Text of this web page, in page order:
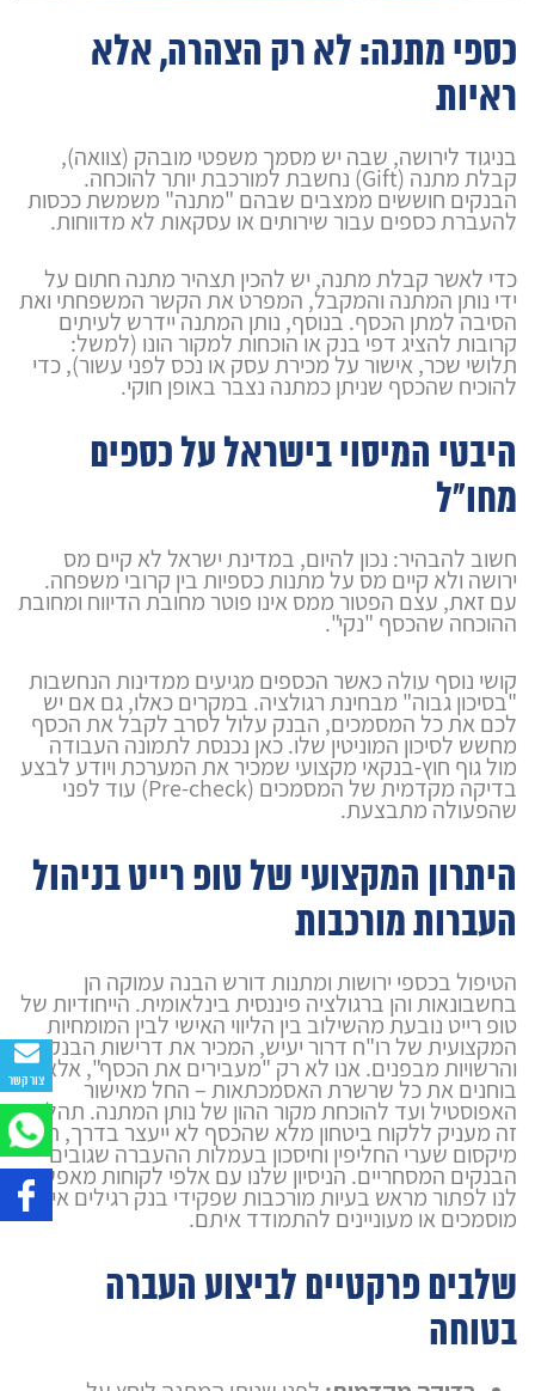
צור קשר
כספי מתנה: לא רק הצהרה, אלא
ראיות
בניגוד לירושה, שבה יש מסמך משפטי מובהק (צוואה),
קבלת מתנה (Gift) נחשבת למורכבת יותר להוכחה.
הבנקים חוששים ממצבים שבהם "מתנה" משמשת ככסות
להעברת כספים עבור שירותים או עסקאות לא מדווחות.
כדי לאשר קבלת מתנה, יש להכין תצהיר מתנה חתום על
ידי נותן המתנה והמקבל, המפרט את הקשר המשפחתי ואת
הסיבה למתן הכסף. בנוסף, נותן המתנה יידרש לעיתים
קרובות להציג דפי בנק או הוכחות למקור הונו (למשל:
תלושי שכר, אישור על מכירת עסק או נכס לפני עשור), כדי
להוכיח שהכסף שניתן כמתנה נצבר באופן חוקי.
היבטי המיסוי בישראל על כספים
מחו"ל
חשוב להבהיר: נכון להיום, במדינת ישראל לא קיים מס
ירושה ולא קיים מס על מתנות כספיות בין קרובי משפחה.
עם זאת, עצם הפטור ממס אינו פוטר מחובת הדיווח ומחובת
ההוכחה שהכסף "נקי".
קושי נוסף עולה כאשר הכספים מגיעים ממדינות הנחשבות
"בסיכון גבוה" מבחינת רגולציה. במקרים כאלו, גם אם יש
לכם את כל המסמכים, הבנק עלול לסרב לקבל את הכסף
מחשש לסיכון המוניטין שלו. כאן נכנסת לתמונה העבודה
מול גוף חוץ-בנקאי מקצועי שמכיר את המערכת ויודע לבצע
בדיקה מקדמית של המסמכים (Pre-check) עוד לפני
שהפעולה מתבצעת.
היתרון המקצועי של טופ רייט בניהול
העברות מורכבות
הטיפול בכספי ירושות ומתנות דורש הבנה עמוקה הן
בחשבונאות והן ברגולציה פיננסית בינלאומית. הייחודיות של
טופ רייט נובעת מהשילוב בין הליווי האישי לבין המומחיות
המקצועית של רו"ח דרור יעיש, המכיר את דרישות הבנקים
והרשויות מבפנים. אנו לא רק "מעבירים את הכסף", אלא
בוחנים את כל שרשרת האסמכתאות – החל מאישור
האפוסטיל ועד להוכחת מקור ההון של נותן המתנה. תהליך
זה מעניק ללקוח ביטחון מלא שהכסף לא ייעצר בדרך, תוך
מיקסום שערי החליפין וחיסכון בעמלות ההעברה שגובים
הבנקים המסחריים. הניסיון שלנו עם אלפי לקוחות מאפשר
לנו לפתור מראש בעיות מורכבות שפקידי בנק רגילים אינם
מוסמכים או מעוניינים להתמודד איתם.
שלבים פרקטיים לביצוע העברה
בטוחה